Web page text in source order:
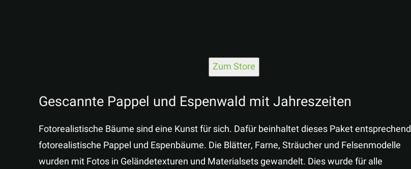
Zum Store
Gescannte Pappel und Espenwald mit Jahreszeiten
Fotorealistische Bäume sind eine Kunst für sich. Dafür beinhaltet dieses Paket entsprechend
fotorealistische Pappel und Espenbäume. Die Blätter, Farne, Sträucher und Felsenmodelle
wurden mit Fotos in Geländetexturen und Materialsets gewandelt. Dies wurde für alle